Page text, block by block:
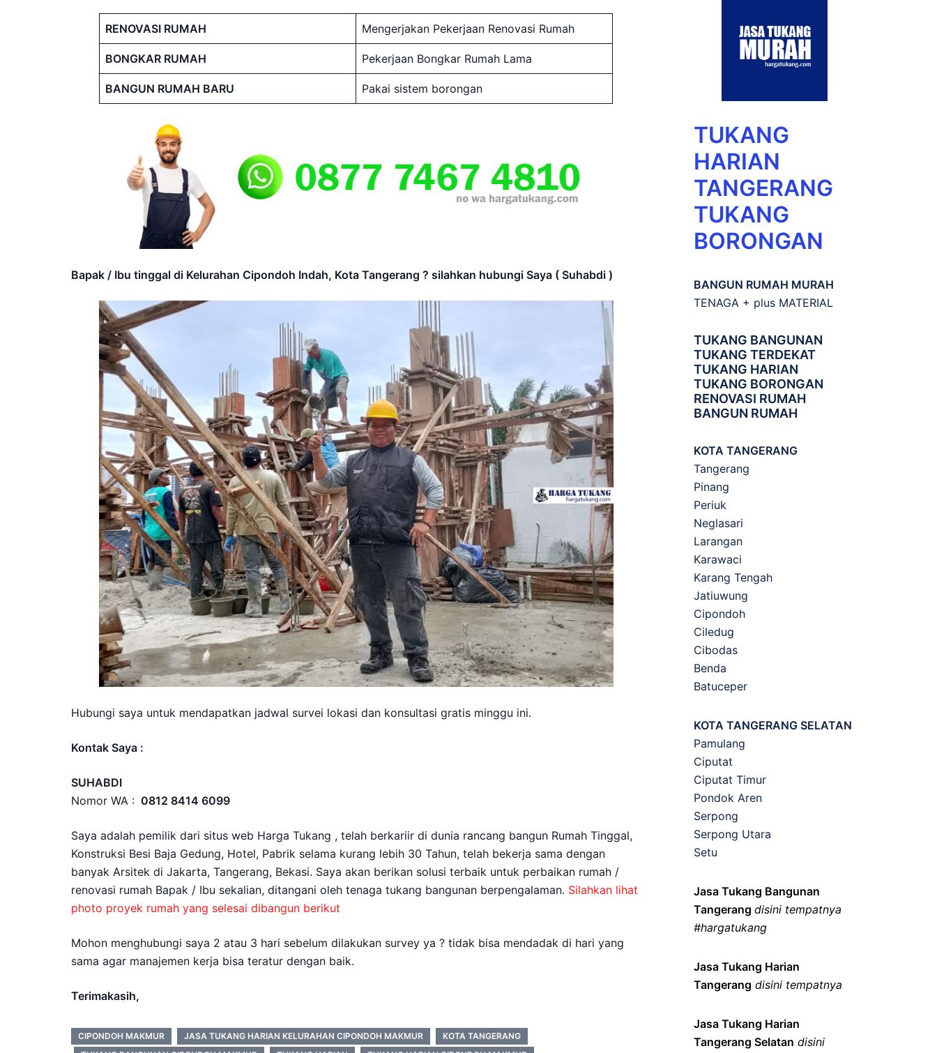
RENOVASI RUMAH Mengerjakan Pekerjaan Renovasi Rumah
BONGKAR RUMAH Pekerjaan Bongkar Rumah Lama
BANGUN RUMAH BARU Pakai sistem borongan
Bapak / Ibu tinggal di Kelurahan Cipondoh Indah, Kota Tangerang ? silahkan hubungi Saya ( Suhabdi )
Hubungi saya untuk mendapatkan jadwal survei lokasi dan konsultasi gratis minggu ini.
Kontak Saya :
SUHABDI
Nomor WA : 0812 8414 6099
Saya adalah pemilik dari situs web Harga Tukang , telah berkariir di dunia rancang bangun Rumah Tinggal,
Konstruksi Besi Baja Gedung, Hotel, Pabrik selama kurang lebih 30 Tahun, telah bekerja sama dengan
banyak Arsitek di Jakarta, Tangerang, Bekasi. Saya akan berikan solusi terbaik untuk perbaikan rumah /
renovasi rumah Bapak / Ibu sekalian, ditangani oleh tenaga tukang bangunan berpengalaman. Silahkan lihat
photo proyek rumah yang selesai dibangun berikut
Mohon menghubungi saya 2 atau 3 hari sebelum dilakukan survey ya ? tidak bisa mendadak di hari yang
sama agar manajemen kerja bisa teratur dengan baik.
Terimakasih,
CIPONDOH MAKMUR JASA TUKANG HARIAN KELURAHAN CIPONDOH MAKMUR
KOTA TANGERANG
TUKANG
HARIAN
TANGERANG
TUKANG
BORONGAN
BANGUN RUMAH MURAH
TENAGA + plus MATERIAL
TUKANG BANGUNAN
TUKANG TERDEKAT
TUKANG HARIAN
TUKANG BORONGAN
RENOVASI RUMAH
BANGUN RUMAH
KOTA TANGERANG
Tangerang
Pinang
Periuk
Neglasari
Larangan
Karawaci
Karang Tengah
Jatiuwung
Cipondoh
Ciledug
Cibodas
Benda
Batuceper
KOTA TANGERANG SELATAN
Pamulang
Ciputat
Ciputat Timur
Pondok Aren
Serpong
Serpong Utara
Setu
Jasa Tukang Bangunan
Tangerang disini tempatnya
#hargatukang
Jasa Tukang Harian
Tangerang disini tempatnya
Jasa Tukang Harian
Tangerang Selatan disini